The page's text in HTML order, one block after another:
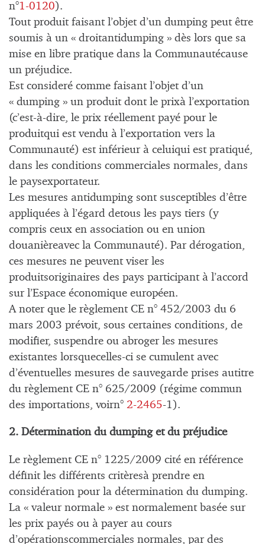
n°1-0120 ).
Tout produit faisant l’objet d’un dumping peut être
soumis à un « droitantidumping » dès lors que sa
mise en libre pratique dans la Communautécause
un préjudice.
Est consideré comme faisant l’objet d’un
« dumping » un produit dont le prixà l’exportation
(c’est-à-dire, le prix réellement payé pour le
produitqui est vendu à l’exportation vers la
Communauté) est inférieur à celuiqui est pratiqué,
dans les conditions commerciales normales, dans
le paysexportateur.
Les mesures antidumping sont susceptibles d’être
appliquées à l’égard detous les pays tiers (y
compris ceux en association ou en union
douanièreavec la Communauté). Par dérogation,
ces mesures ne peuvent viser les
produitsoriginaires des pays participant à l’accord
sur l’Espace économique européen.
A noter que le règlement CE n° 452/2003 du 6
mars 2003 prévoit, sous certaines conditions, de
modifier, suspendre ou abroger les mesures
existantes lorsquecelles-ci se cumulent avec
d’éventuelles mesures de sauvegarde prises autitre
du règlement CE n° 625/2009 (régime commun
des importations, voirn° 2-2465-1).
2. Détermination du dumping et du préjudice
Le règlement CE n° 1225/2009 cité en référence
définit les différents critèresà prendre en
considération pour la détermination du dumping.
La « valeur normale » est normalement basée sur
les prix payés ou à payer au cours
d’opérationscommerciales normales, par des